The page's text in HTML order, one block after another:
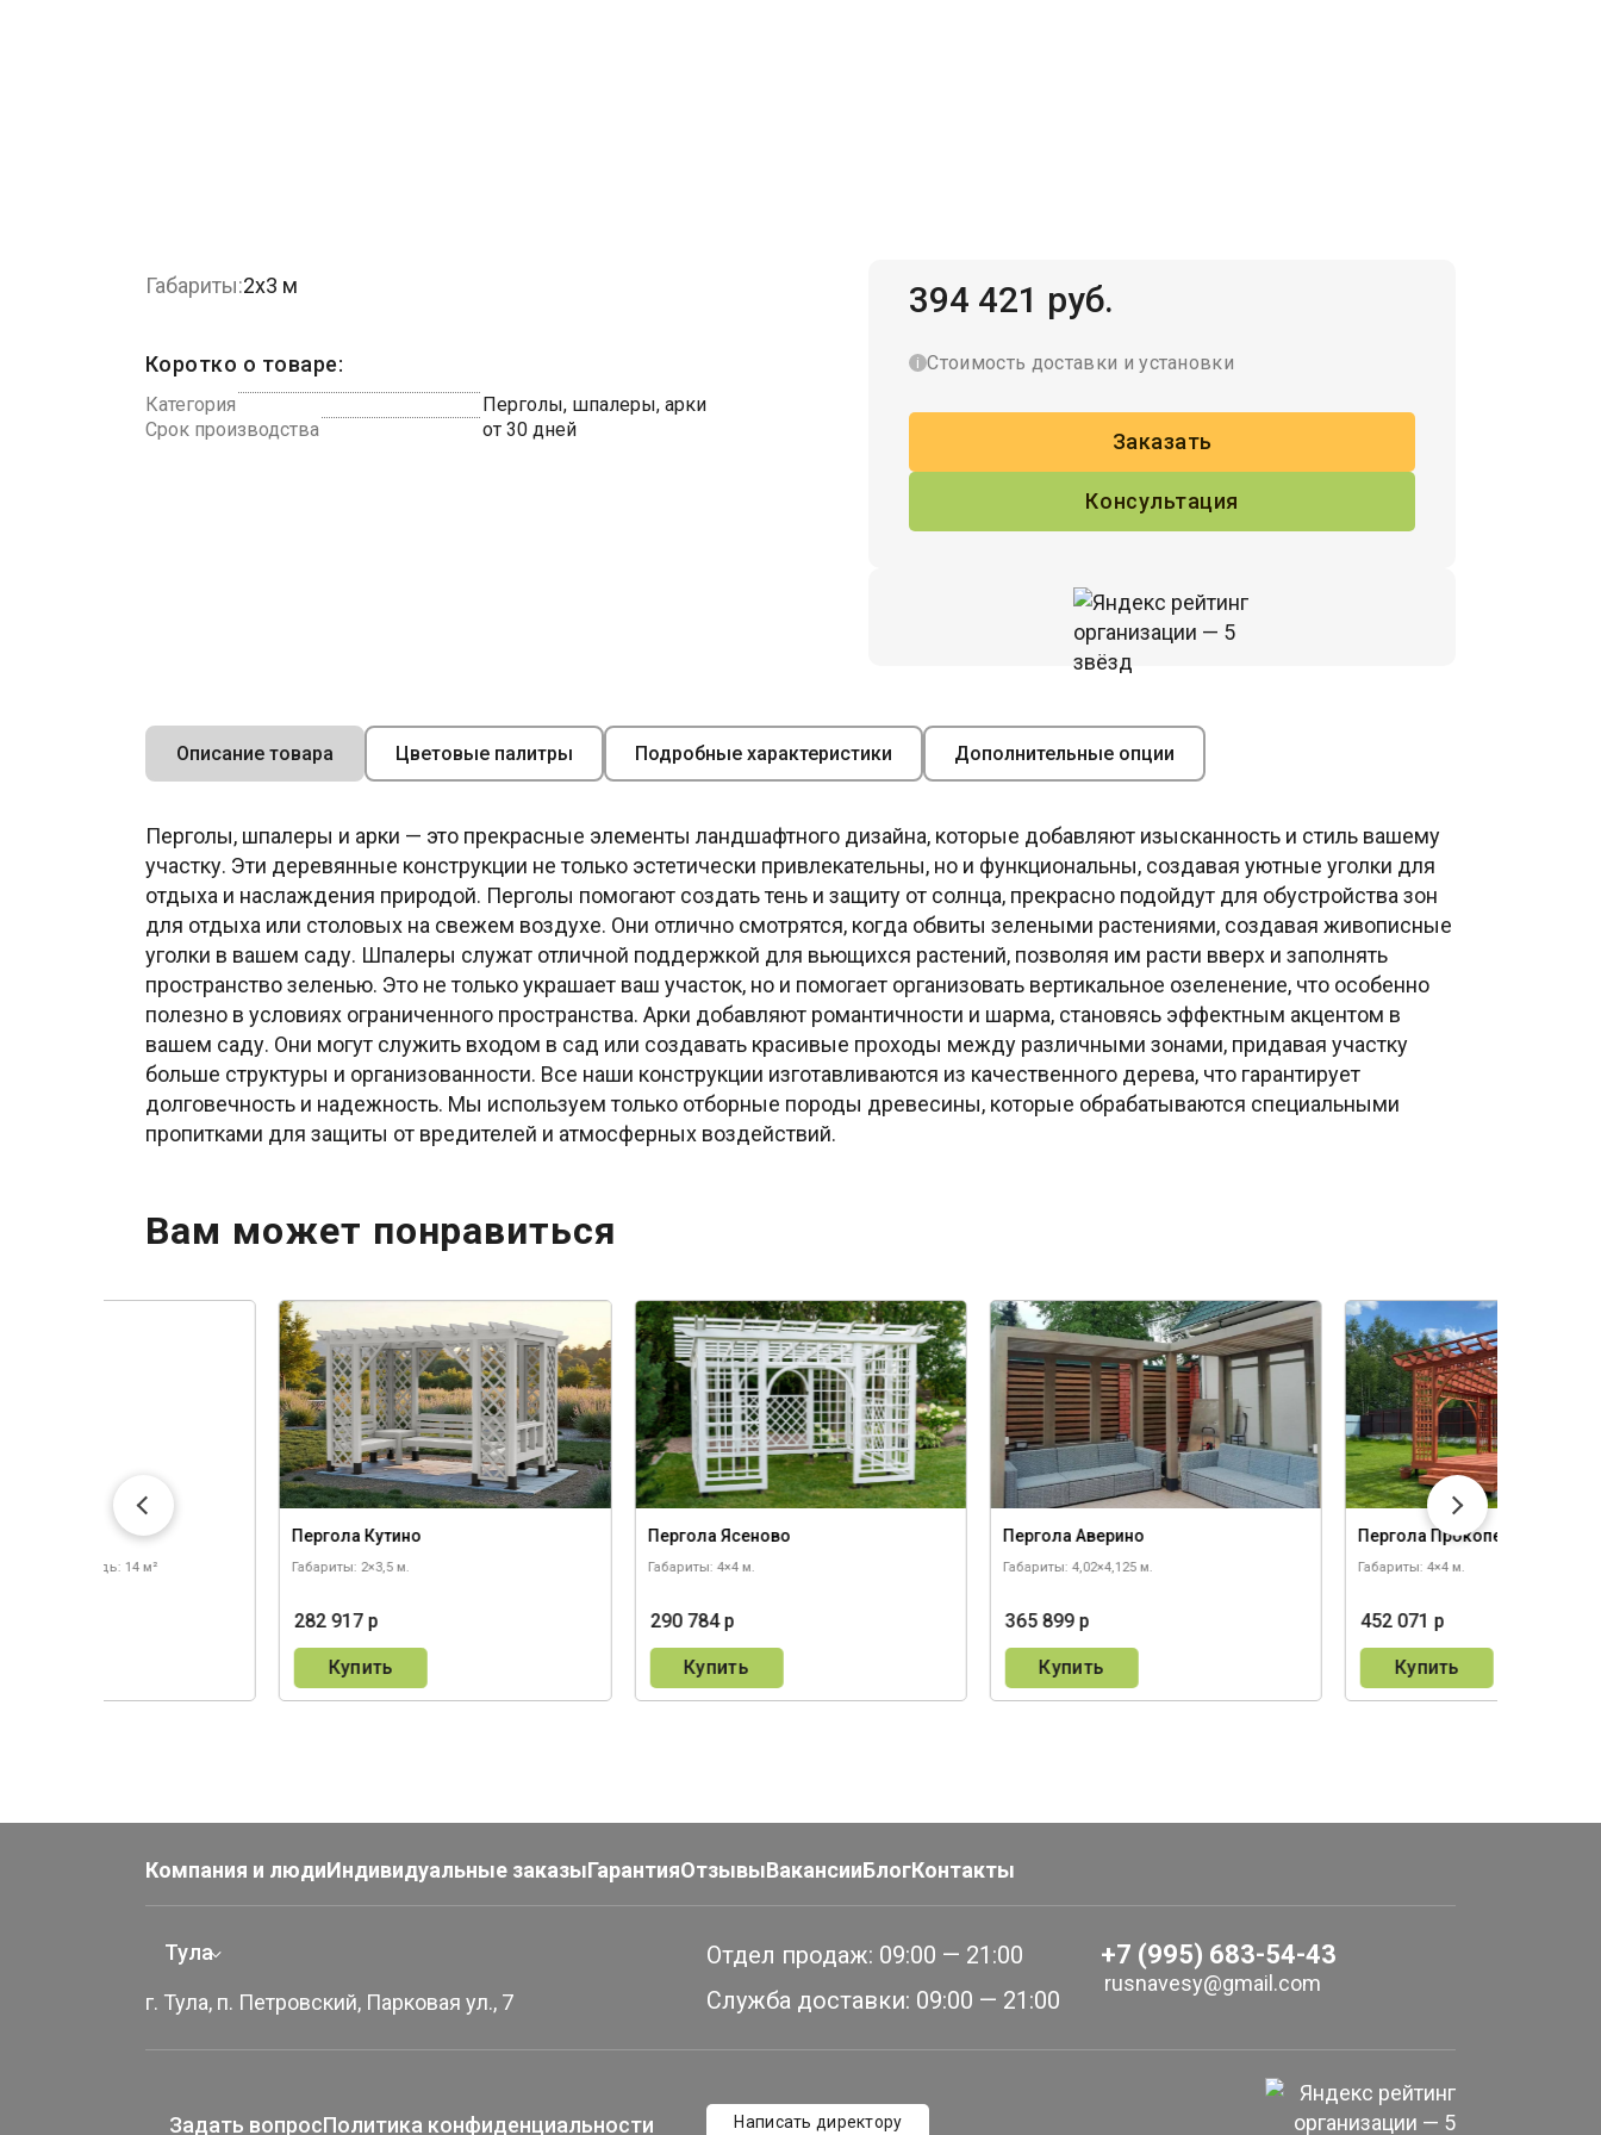
Габариты:2х3 м
Коротко о товаре:
Категория
Перголы, шпалеры, арки
Срок производства
от 30 дней
394 421 руб.
Стоимость доставки и установки
Заказать
Консультация
Описание товара Цветовые палитры Подробные характеристики Дополнительные опции
Перголы, шпалеры и арки — это прекрасные элементы ландшафтного дизайна, которые добавляют изысканность и стиль вашему
участку. Эти деревянные конструкции не только эстетически привлекательны, но и функциональны, создавая уютные уголки для
отдыха и наслаждения природой. Перголы помогают создать тень и защиту от солнца, прекрасно подойдут для обустройства зон
для отдыха или столовых на свежем воздухе. Они отлично смотрятся, когда обвиты зелеными растениями, создавая живописные
уголки в вашем саду. Шпалеры служат отличной поддержкой для вьющихся растений, позволяя им расти вверх и заполнять
пространство зеленью. Это не только украшает ваш участок, но и помогает организовать вертикальное озеленение, что особенно
полезно в условиях ограниченного пространства. Арки добавляют романтичности и шарма, становясь эффектным акцентом в
вашем саду. Они могут служить входом в сад или создавать красивые проходы между различными зонами, придавая участку
больше структуры и организованности. Все наши конструкции изготавливаются из качественного дерева, что гарантирует
долговечность и надежность. Мы используем только отборные породы древесины, которые обрабатываются специальными
пропитками для защиты от вредителей и атмосферных воздействий.
Вам может понравиться
Площадь: 14 м²
Пергола Кутино
Габариты: 2×3,5 м.
282 917 р
Купить
Пергола Ясеново
Габариты: 4×4 м.
290 784 р
Купить
Пергола Аверино
Габариты: 4,02×4,125 м.
365 899 р
Купить
Пергола Прокопец
Габариты: 4×4 м.
452 071 р
Купить
Компания и людиИндивидуальные заказыГарантияОтзывыВакансииБлогКонтакты
Тула
г. Тула, п. Петровский, Парковая ул., 7
Отдел продаж: 09:00 — 21:00
Служба доставки: 09:00 — 21:00
+7 (995) 683-54-43
rusnavesy@gmail.com
Задать вопросПолитика конфиденциальности Написать директору